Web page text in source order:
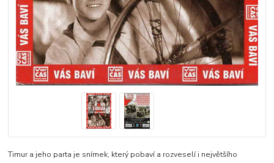
Timur a jeho parta je snímek, který pobaví a rozveselí i největšího